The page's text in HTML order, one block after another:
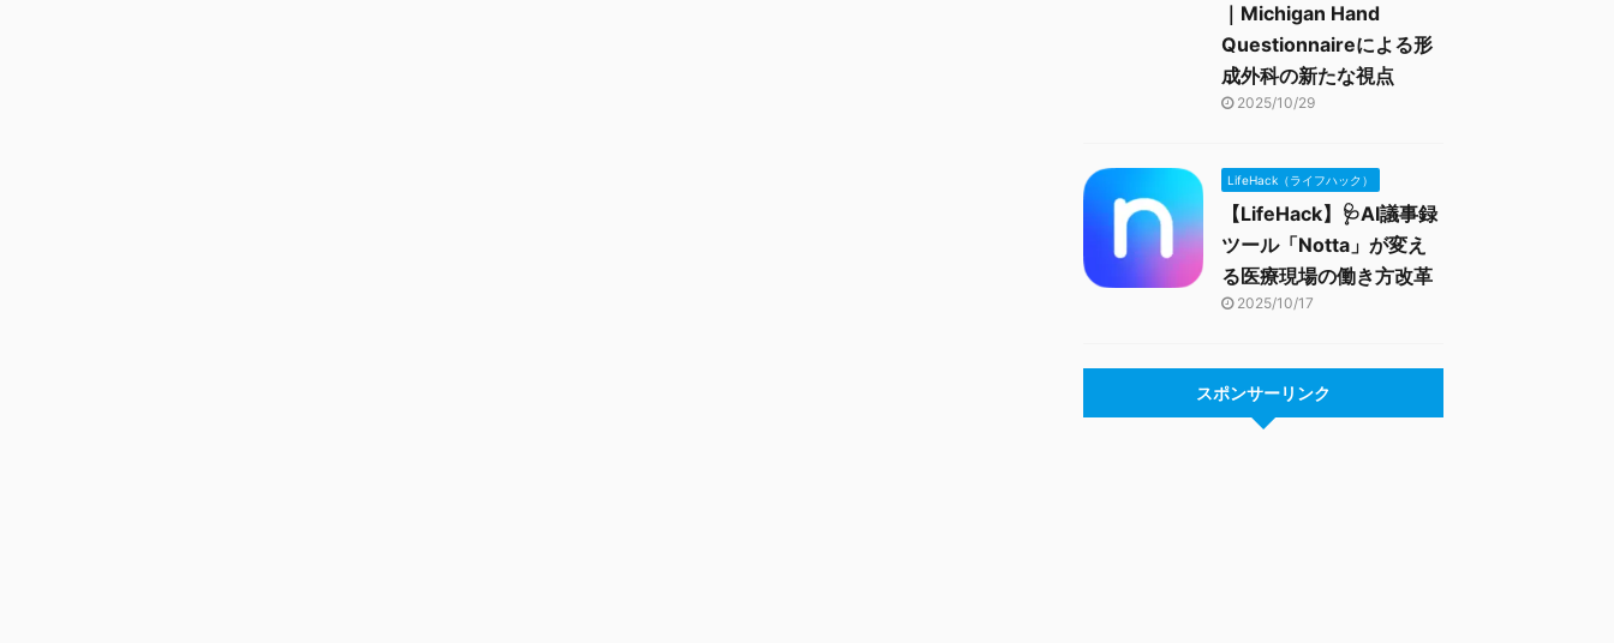
｜Michigan Hand
Questionnaireによる形
成外科の新たな視点
2025/10/29
LifeHack（ライフハック）
【LifeHack】🩺AI議事録
ツール「Notta」が変え
る医療現場の働き方改革
2025/10/17
スポンサーリンク